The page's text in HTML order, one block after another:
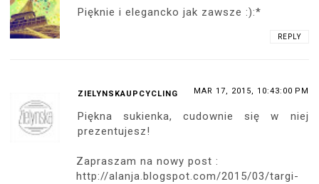
Pięknie i elegancko jak zawsze :):*
REPLY
ZIELYNSKAUPCYCLING MAR 17, 2015, 10:43:00 PM
Piękna sukienka, cudownie się w niej
prezentujesz!
Zapraszam na nowy post :
http://alanja.blogspot.com/2015/03/targi-